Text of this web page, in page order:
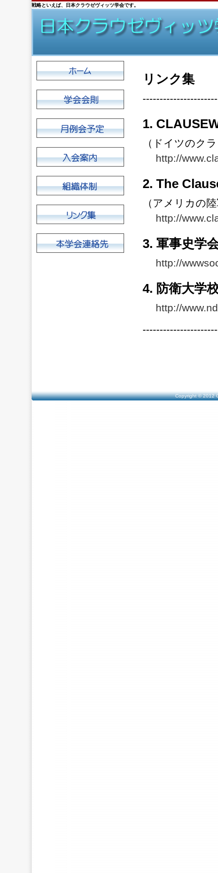
戦略といえば、日本クラウゼヴィッツ学会です。
リンク集
1.
（ドイツのク
http://
2. The
（アメリカの
http://
3. 軍事史学
http://
4. 防衛大学
http://
Copyright © 2012